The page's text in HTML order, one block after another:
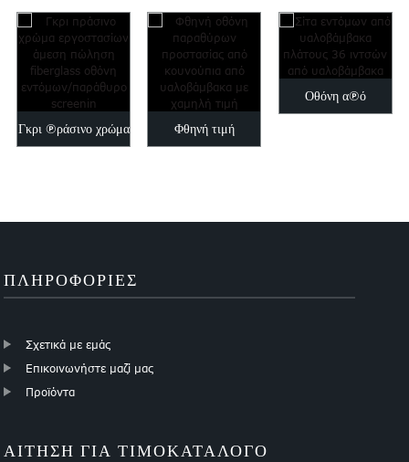
Γκρι πράσινο χρώμα Φθηνή τιμή
Οθόνη από
ΠΛΗΡΟΦΟΡΊΕΣ
Σχετικά με εμάς
Επικοινωνήστε μαζί μας
Προϊόντα
ΑΙΤΗΣΗ ΓΙΑ ΤΙΜΟΚΑΤΑΛΟΓΟ